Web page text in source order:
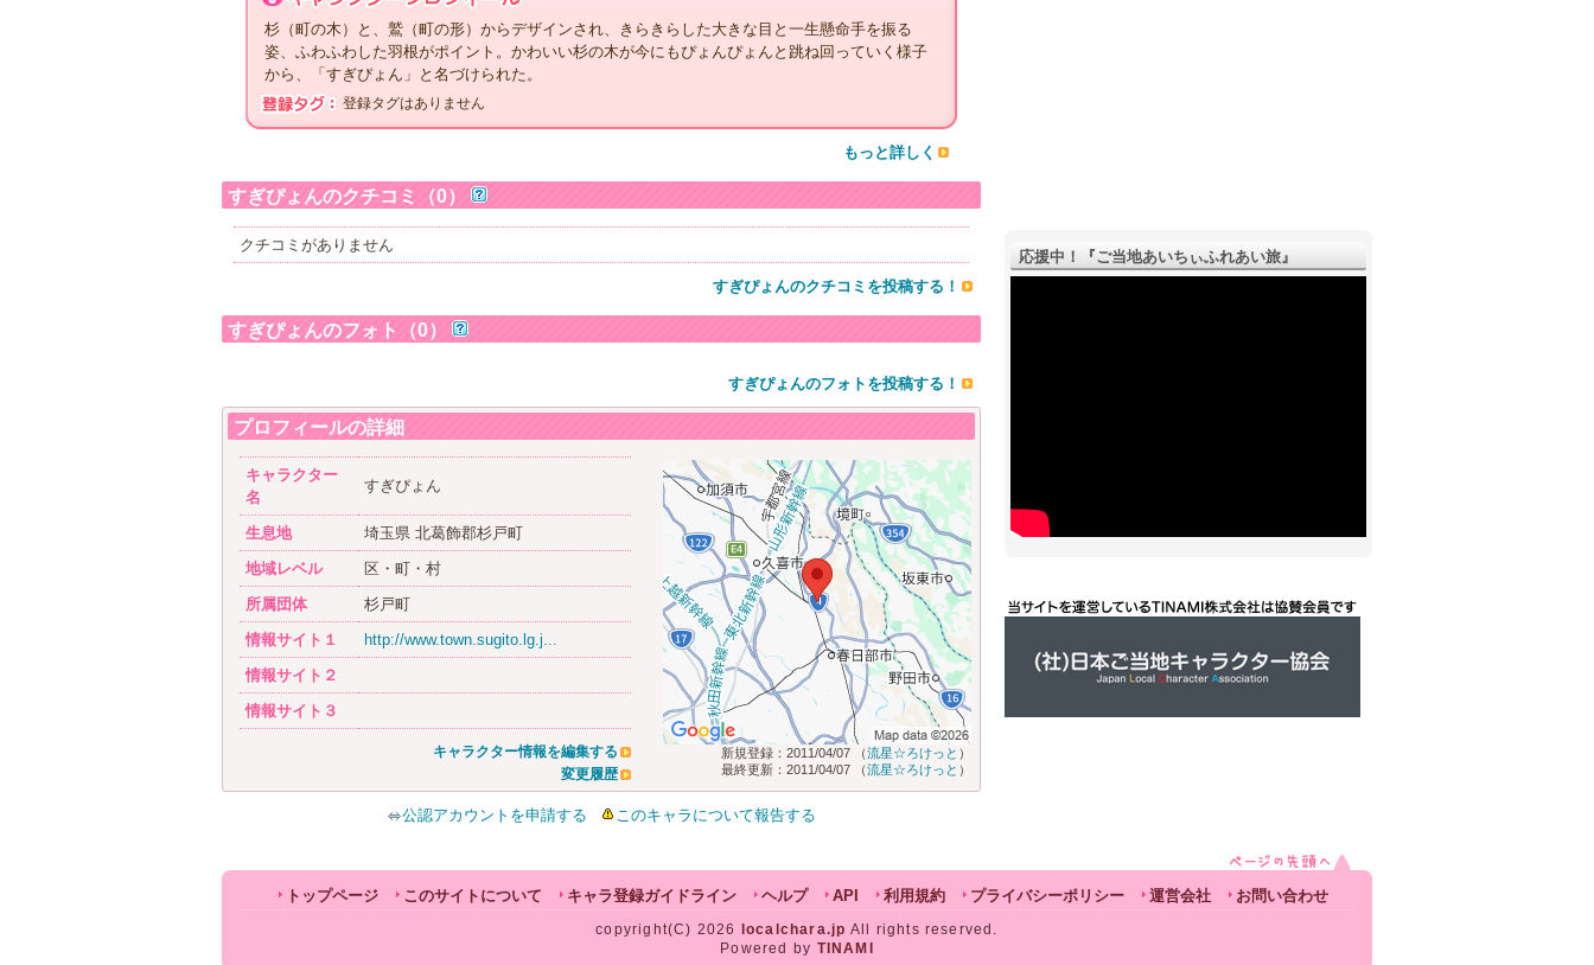
杉（町の木）と、鷲（町の形）からデザインされ、きらきらした大きな目と一生懸命手を振る
姿、ふわふわした羽根がポイント。かわいい杉の木が今にもぴょんぴょんと跳ね回っていく様子
から、「すぎぴょん」と名づけられた。
登録タグはありません
もっと詳しく
すぎぴょんのクチコミ（0）
クチコミがありません
すぎぴょんのクチコミを投稿する！
すぎぴょんのフォト（0）
すぎぴょんのフォトを投稿する！
プロフィールの詳細
キャラクター
名
すぎぴょん
生息地
埼玉県 北葛飾郡杉戸町
地域レベル
区・町・村
所属団体
杉戸町
情報サイト１
http://www.town.sugito.lg.j...
情報サイト２
情報サイト３
キャラクター情報を編集する
変更履歴
新規登録：2011/04/07 （流星☆ろけっと ）
最終更新：2011/04/07 （流星☆ろけっと ）
公認アカウントを申請する このキャラについて報告する
応援中！『ご­当地あいちぃふれあい旅』
トップページ このサイトについて キャラ登録ガイドライン ヘルプ API 利用規約 プライバシーポリシー 運営会社 お問い合わせ
copyright(C) 2026 localchara.jp All rights reserved.
Powered by TINAMI